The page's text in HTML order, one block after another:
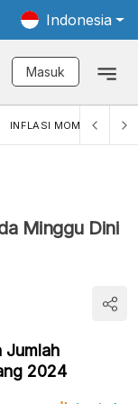
Indonesia
Masuk
INFLASI MOM (MAR)
Minggu Dini
Jumlah
2024